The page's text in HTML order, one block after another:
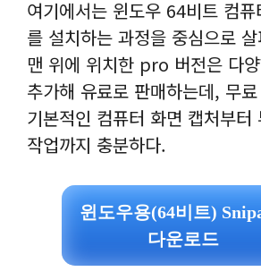
여기에서는 윈도우 64비트 컴
를 설치하는 과정을 중심으로
맨 위에 위치한 pro 버전은 다
추가해 유료로 판매하는데, 무
기본적인 컴퓨터 화면 캡처부터
작업까지 충분하다.
윈도우용(64비트)
다운로드